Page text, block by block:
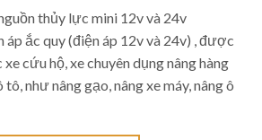
thủy lực mini 12v và 24v
áp ắc quy (điện áp 12v và 24v) , được
cứu hộ, xe chuyên dụng nâng hàng
như nâng gạo, nâng xe máy, nâng ô